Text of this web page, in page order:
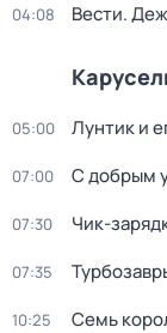
04:08 Вести.
05:00 Лунтик и
07:00 С добрым
07:30 Чик-
07:35
10:25 Семь